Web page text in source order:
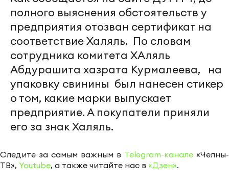
полного выяснения обстоятельств у
предприятия отозван сертификат на
соответствие Халяль. По словам
сотрудника комитета ХАляль
Абдурашита хазрата Курмалеева,
на
упаковку свинины был нанесен стикер
о том, какие марки выпускает
предприятие. А покупатели приняли
его за знак Халяль.
Следите за самым важным в Telegram-канале «Челны-
ТВ», Youtube, а также читайте нас в «Дзен».